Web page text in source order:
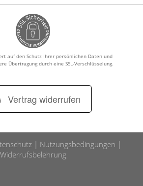
auf den Schutz Ihrer persönlichen Daten und
Übertragung durch eine SSL-Verschlüsselung.
Vertrag widerrufen
Nutzungsbedingungen
Widerrufsbelehrung